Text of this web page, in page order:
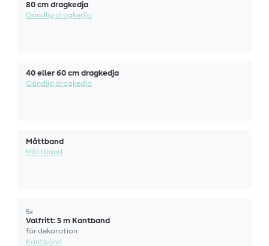
80 cm dragkedja
Oändlig dragkedja
40 eller 60 cm dragkedja
Oändlig dragkedja
Måttband
Måttband
5x
Valfritt: 5 m Kantband
för dekoration
Kantband